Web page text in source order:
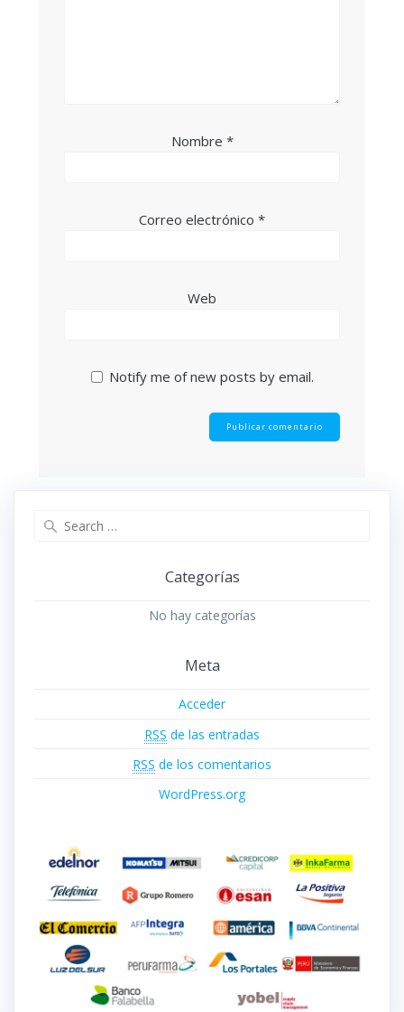
Nombre *
Correo electrónico *
Web
Notify me of new posts by email.
Categorías
No hay categorías
Meta
Acceder
RSS de las entradas
RSS de los comentarios
WordPress.org